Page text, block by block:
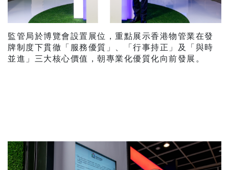
監管局於博覽會設置展位，重點展示香港物管業在發
牌制度下貫徹「服務優質」、「行事持正」及「與時
並進」三大核心價值，朝專業化優質化向前發展。